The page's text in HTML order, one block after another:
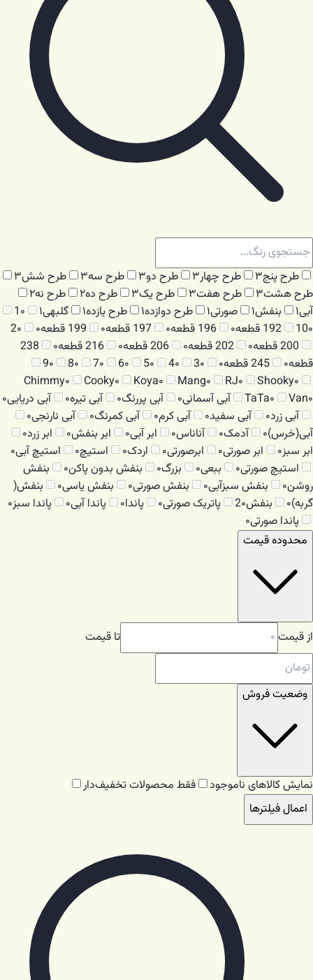
طرح پنج۳ طرح چهار۳ طرح دو۳ طرح سه۳ طرح شش۳
طرح هشت۳ طرح هفت۳ طرح یک۳ طرح ده۲ طرح نه۲
آبی۱ بنفش۱ صورتی۱ طرح دوازده۱ طرح یازده۱ گلبهی۱ 1۰
10۰ 192 قطعه ۰ 196 قطعه ۰ 197 قطعه ۰ 199 قطعه ۰ 2۰
200 قطعه
۰ 202 قطعه ۰ 206 قطعه ۰ 216 قطعه ۰
238
قطعه۰ 245 قطعه ۰ 3۰ 4۰ 5۰ 6۰ 7۰ 8۰ 9۰
Chimmy۰ Cooky۰ Koya۰ Mang۰ RJ۰ Shooky۰
TaTa۰ Van۰ آبی آسمانی۰ آبی پررنگ۰ آبی تیره۰ آبی دریایی۰
آبی زرد۰ آبی سفید۰ آبی کرم۰ آبی کمرنگ۰ آبی نارنجی۰
آبی(خرس)۰ آدمک۰ آناناس۰ ابر آبی۰ ابر بنفش۰ ابر زرد۰
ابر سبز۰ ابر صورتی۰ ابرصورتی۰ اردک۰ استیچ۰ استیچ آبی۰
استیچ صورتی۰ ببعی۰ بزرگ۰ بنفش بدون پاکن۰
بنفش
روشن۰ بنفش سبزآبی۰ بنفش صورتی۰ بنفش یاسی۰
بنفش(
گربه)۰ بنفش2۰ پاتریک صورتی۰ پاندا۰ پاندا آبی۰ پاندا سبز۰
پاندا صورتی۰
محدوده قیمت
از قیمت تا قیمت
وضعیت فروش
نمایش کالاهای ناموجود
فقط محصولات تخفیف‌دار
اعمال فیلترها